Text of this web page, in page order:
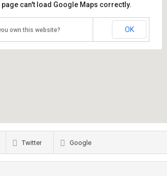
page can't load Google Maps correctly.
own this website? OK
Twitter Google